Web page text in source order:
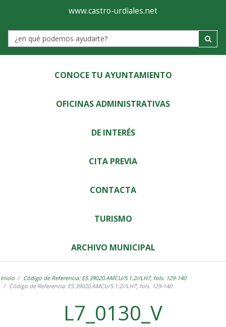
Ayuntamiento
de
Castro-
Urdiales
www.castro-urdiales.net
Label
CONOCE TU AYUNTAMIENTO
OFICINAS ADMINISTRATIVAS
DE INTERÉS
CITA PREVIA
CONTACTA
TURISMO
ARCHIVO MUNICIPAL
Inicio
Código de Referencia: ES.39020.AMCU/5.1.2//LH7, fols. 129-140
Código de Referencia: ES.39020.AMCU/5.1.2//LH7, fols. 129-140
L7_0130_V